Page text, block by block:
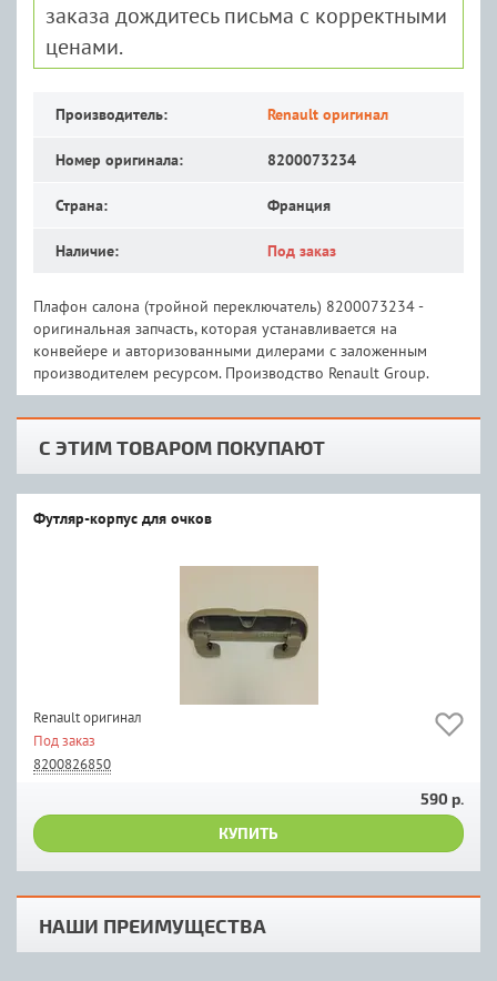
заказа дождитесь письма с корректными
ценами.
Производитель: Renault оригинал
Номер оригинала: 8200073234
Страна: Франция
Наличие: Под заказ
Плафон салона (тройной переключатель) 8200073234 -
оригинальная запчасть, которая устанавливается на
конвейере и авторизованными дилерами с заложенным
производителем ресурсом. Производство Renault Group.
С ЭТИМ ТОВАРОМ ПОКУПАЮТ
Футляр-корпус для очков
Renault оригинал
Под заказ
8200826850
590 р.
КУПИТЬ
НАШИ ПРЕИМУЩЕСТВА